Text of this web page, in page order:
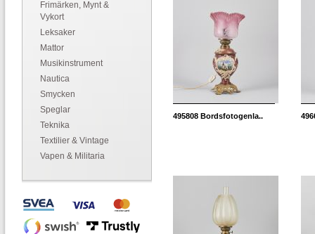
Frimärken, Mynt &
Vykort
Leksaker
Mattor
Musikinstrument
Nautica
Smycken
Speglar
Teknika
Textilier & Vintage
Vapen & Militaria
495808 Bordsfotogenla..